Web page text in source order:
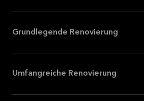
Grundlegende Renovierung
Umfangreiche Renovierung